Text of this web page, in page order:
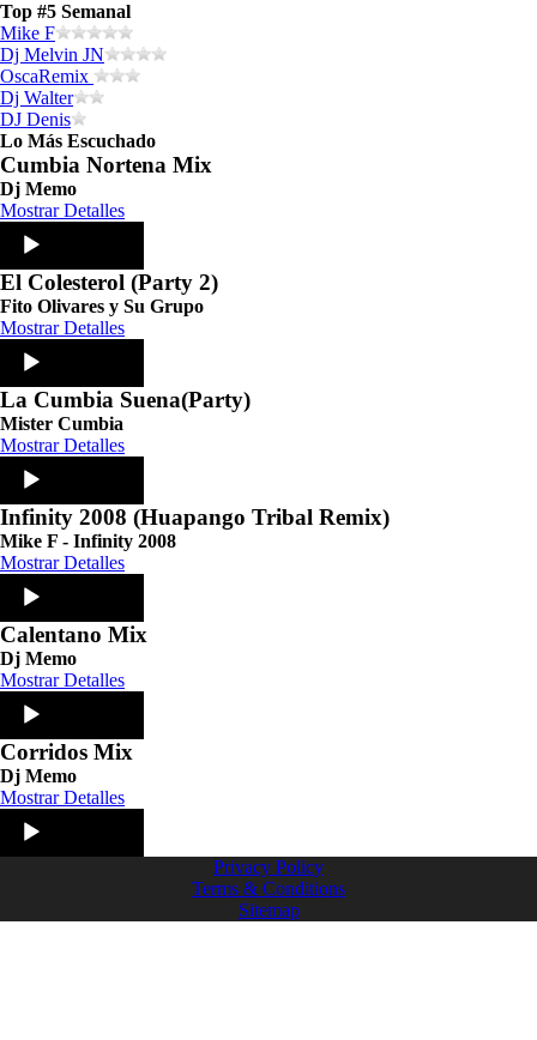
Top #5 Semanal
Mike F
Dj Melvin JN
OscaRemix
Dj Walter
DJ Denis
Lo Más Escuchado
Cumbia Nortena Mix
Dj Memo
Mostrar Detalles
Audio
Player
El Colesterol (Party 2)
Fito Olivares y Su Grupo
Mostrar Detalles
Audio
Player
La Cumbia Suena(Party)
Mister Cumbia
Mostrar Detalles
Audio
Player
Infinity 2008 (Huapango Tribal Remix)
Mike F - Infinity 2008
Mostrar Detalles
Audio
Player
Calentano Mix
Dj Memo
Mostrar Detalles
Audio
Player
Corridos Mix
Dj Memo
Mostrar Detalles
Audio
Player
Privacy Policy
Terms & Conditions
Sitemap